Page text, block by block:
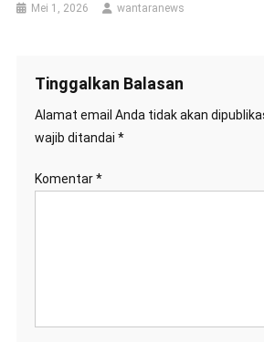
Mei 1, 2026 wantaranews
Tinggalkan Balasan
Alamat email Anda tidak akan
wajib ditandai *
Komentar*